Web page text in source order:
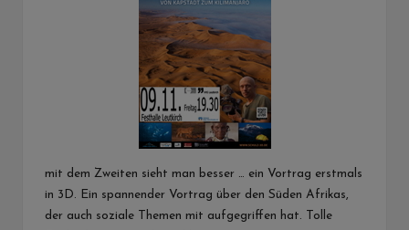
mit dem Zweiten sieht man besser … ein Vortrag erstmals
in 3D. Ein spannender Vortrag über den Süden Afrikas,
der auch soziale Themen mit aufgegriffen hat. Tolle